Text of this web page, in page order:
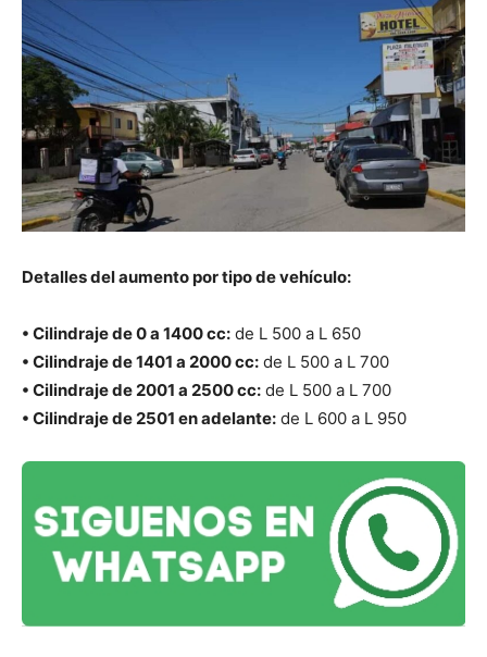
Detalles del aumento por tipo de vehículo:
• Cilindraje de 0 a 1400 cc: de L 500 a L 650
• Cilindraje de 1401 a 2000 cc: de L 500 a L 700
• Cilindraje de 2001 a 2500 cc: de L 500 a L 700
• Cilindraje de 2501 en adelante: de L 600 a L 950